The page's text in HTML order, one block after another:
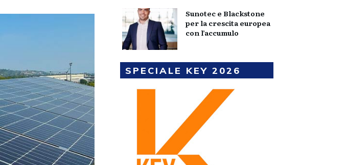
Sunotec e Blackstone
per la crescita europea
con l’accumulo
SPECIALE KEY 2026